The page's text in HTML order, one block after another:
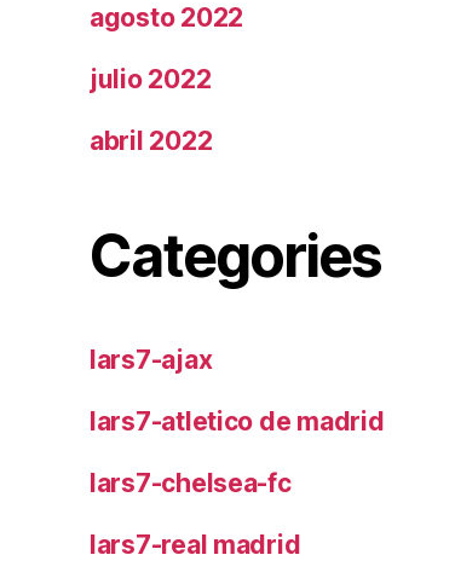
agosto 2022
julio 2022
abril 2022
Categories
lars7-ajax
lars7-atletico de madrid
lars7-chelsea-fc
lars7-real madrid